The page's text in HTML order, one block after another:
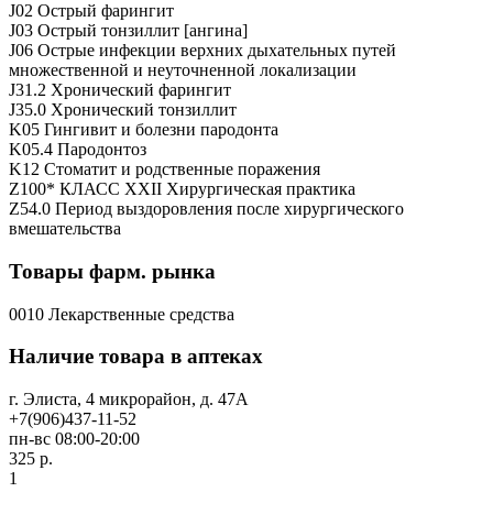
J02 Острый фарингит
J03 Острый тонзиллит [ангина]
J06 Острые инфекции верхних дыхательных путей
множественной и неуточненной локализации
J31.2 Хронический фарингит
J35.0 Хронический тонзиллит
K05 Гингивит и болезни пародонта
K05.4 Пародонтоз
K12 Стоматит и родственные поражения
Z100* КЛАСС XXII Хирургическая практика
Z54.0 Период выздоровления после хирургического
вмешательства
Товары фарм. рынка
0010 Лекарственные средства
Наличие товара в аптеках
г. Элиста, 4 микрорайон, д. 47А
+7(906)437-11-52
пн-вс 08:00-20:00
325 р.
1